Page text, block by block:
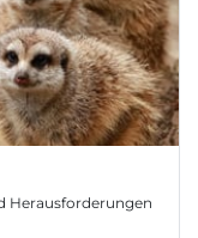
Herausforderungen